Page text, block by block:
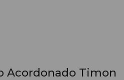
Acordonado Timon